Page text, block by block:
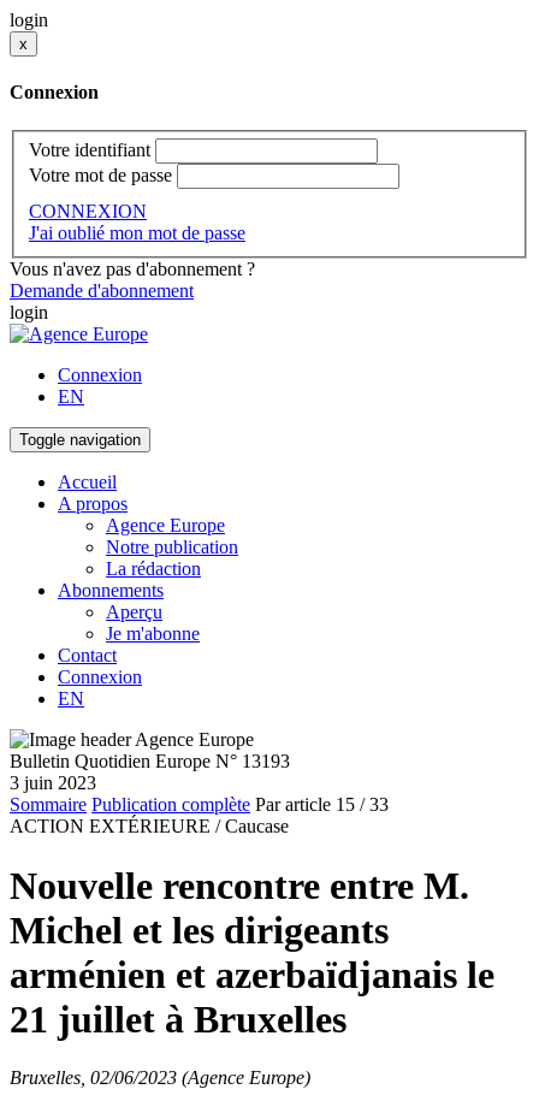
login
x
Connexion
Votre identifiant
Votre mot de passe
CONNEXION
J'ai oublié mon mot de passe
Vous n'avez pas d'abonnement ?
Demande d'abonnement
login
Connexion
EN
Toggle navigation
Accueil
A propos
Agence Europe
Notre publication
La rédaction
Abonnements
Aperçu
Je m'abonne
Contact
Connexion
EN
Bulletin Quotidien Europe N° 13193
3 juin 2023
Sommaire Publication complète Par article 15 / 33
ACTION EXTÉRIEURE / Caucase
Nouvelle rencontre entre M.
Michel et les dirigeants
arménien et azerbaïdjanais le
21 juillet à Bruxelles
Bruxelles, 02/06/2023 (Agence Europe)